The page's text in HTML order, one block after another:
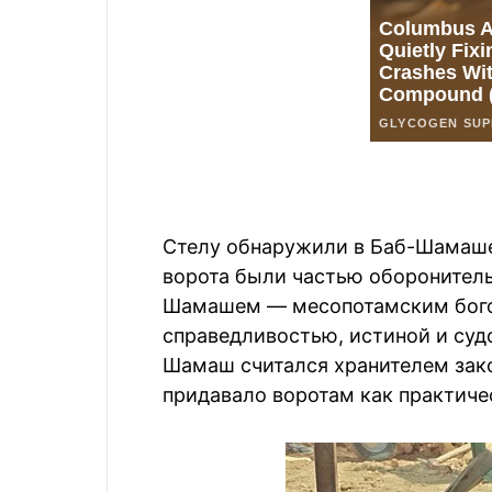
Стелу обнаружили в Баб-
ворота были частью
Шамашем — месопотамским
справедливостью, истиной и
Шамаш считался хранителем
придавало воротам как